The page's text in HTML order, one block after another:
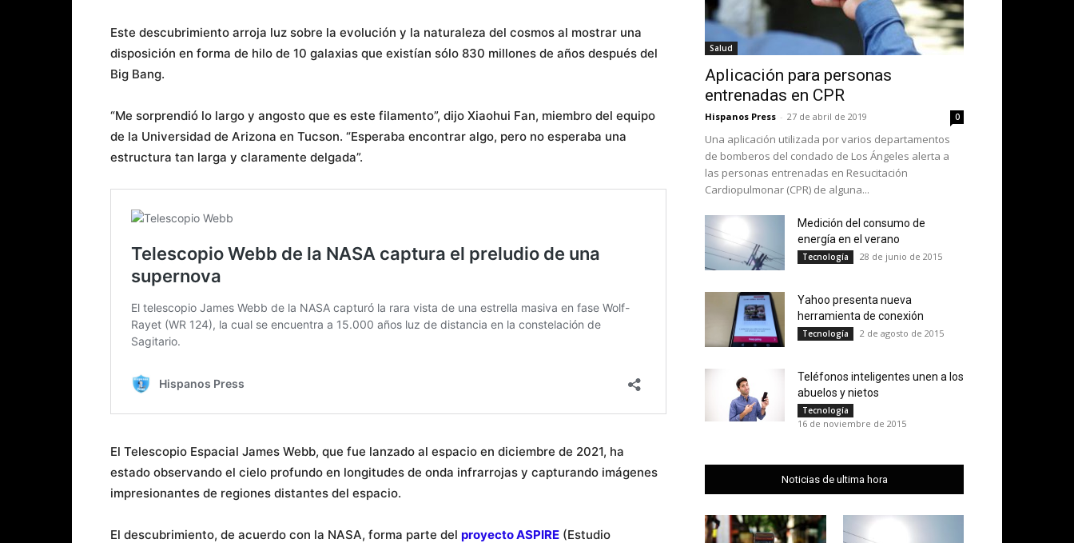
Este descubrimiento arroja luz sobre la evolución y la naturaleza del cosmos al mostrar una
disposición en forma de hilo de 10 galaxias que existían sólo 830 millones de años después del
Big Bang.
“Me sorprendió lo largo y angosto que es este filamento”, dijo Xiaohui Fan, miembro del equipo
de la Universidad de Arizona en Tucson. “Esperaba encontrar algo, pero no esperaba una
estructura tan larga y claramente delgada”.
El Telescopio Espacial James Webb, que fue lanzado al espacio en diciembre de 2021, ha
estado observando el cielo profundo en longitudes de onda infrarrojas y capturando imágenes
impresionantes de regiones distantes del espacio.
El descubrimiento, de acuerdo con la NASA, forma parte del proyecto ASPIRE (Estudio
Salud
Aplicación para personas
entrenadas en CPR
Hispanos Press - 27 de abril de 2019 0
Una aplicación utilizada por varios departamentos
de bomberos del condado de Los Ángeles alerta a
las personas entrenadas en Resucitación
Cardiopulmonar (CPR) de alguna...
Medición del consumo de
energía en el verano
Tecnología 28 de junio de 2015
Yahoo presenta nueva
herramienta de conexión
Tecnología 2 de agosto de 2015
Teléfonos inteligentes unen a los
abuelos y nietos
Tecnología
16 de noviembre de 2015
Noticias de ultima hora